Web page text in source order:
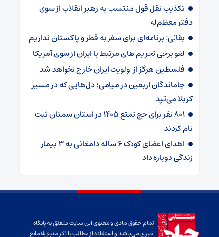
تکذیب نقل قول منتسب به رهبر انقلاب از سوی
دفتر معظم‌له
بقائی: برنامه‌ای برای سفر به قطر و پاکستان نداریم
لغو برخی تحریم های مرتبط با ایران از سوی آمریکا
فلسطین هرگز از اولویت ایران خارج نخواهد شد
جاماندگان اربعین در میامی؛ دل‌هایی که در مسیر
کربلا می‌تپد
۸۰۱ نفر برای حج تمتع ۱۴۰۵ در استان سمنان ثبت
نام کردند
اهدای اعضای کودک ۶ ساله دامغانی به ۳ بیمار
زندگی دوباره داد
تمام حقوق مادی و معنوی این سایت متعلق به پایگاه
خبری می باشد و استفاده از مطالب با ذکر منبع بلامانع